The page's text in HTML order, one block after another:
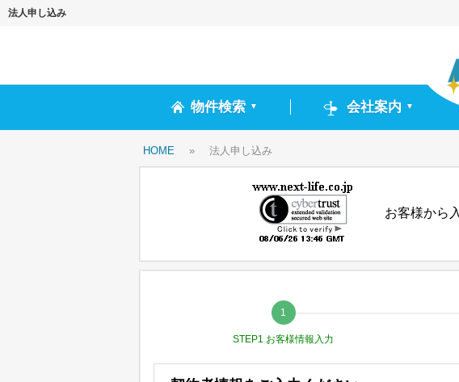
法人申し込み
物件検索 ▼ 会社案内 ▼
HOME » 法人申し込み
お客様から
STEP1 お客様情報入力